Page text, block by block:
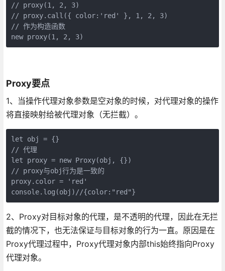
// proxy(1, 2, 3)
// proxy.call({ color:'red' }, 1, 2, 3)
// 作为构造函数
Proxy要点
1、当操作代理对象参数是空对象的时候，对代理对象的操作
将直接映射给被代理对象（无拦截）。
let obj = {}
// 代理
let proxy = new Proxy(obj, {})
// proxy与obj行为是一致的
proxy.color = 'red'
2、Proxy对目标对象的代理，是不透明的代理，因此在无拦
截的情况下，也无法保证与目标对象的行为一直。原因是在
Proxy代理过程中，Proxy代理对象内部this始终指向Proxy
代理对象。